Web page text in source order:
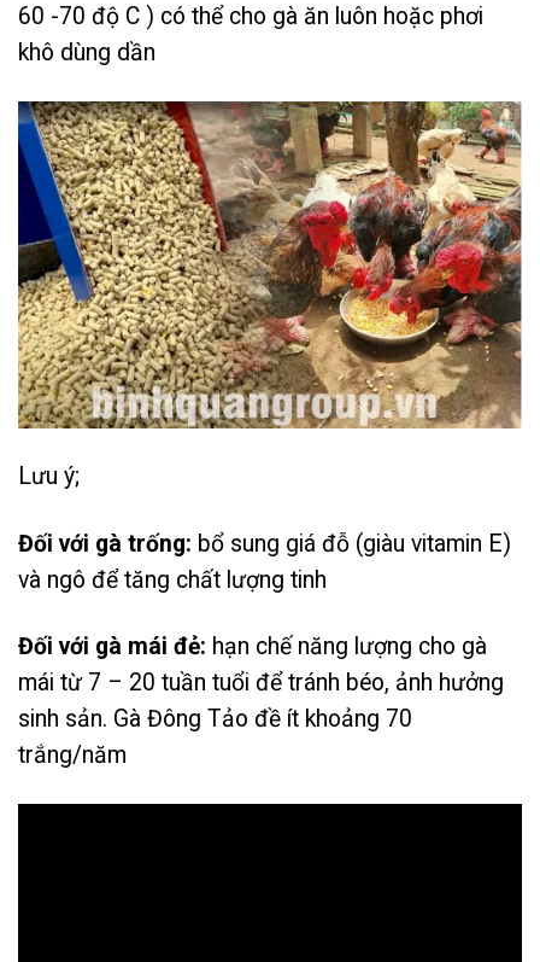
60 -70 độ C ) có thể cho gà ăn luôn hoặc phơi
khô dùng dần
Lưu ý;
Đối với gà trống: bổ sung giá đỗ (giàu vitamin E)
và ngô để tăng chất lượng tinh
Đối với gà mái đẻ: hạn chế năng lượng cho gà
mái từ 7 – 20 tuần tuổi để tránh béo, ảnh hưởng
sinh sản. Gà Đông Tảo đề ít khoảng 70
trắng/năm